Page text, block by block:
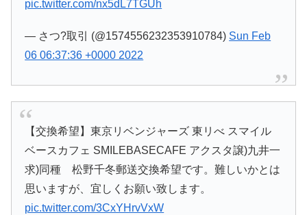
pic.twitter.com/nx5dL7TGUh
— さつ?取引 (@1574556232353910784) Sun Feb
06 06:37:36 +0000 2022
【交換希望】東京リベンジャーズ 東リべ スマイル
ベースカフェ SMILEBASECAFE アクスタ譲)九井一
求)同種 松野千冬郵送交換希望です。難しいかとは
思いますが、宜しくお願い致します。
pic.twitter.com/3CxYHrvVxW